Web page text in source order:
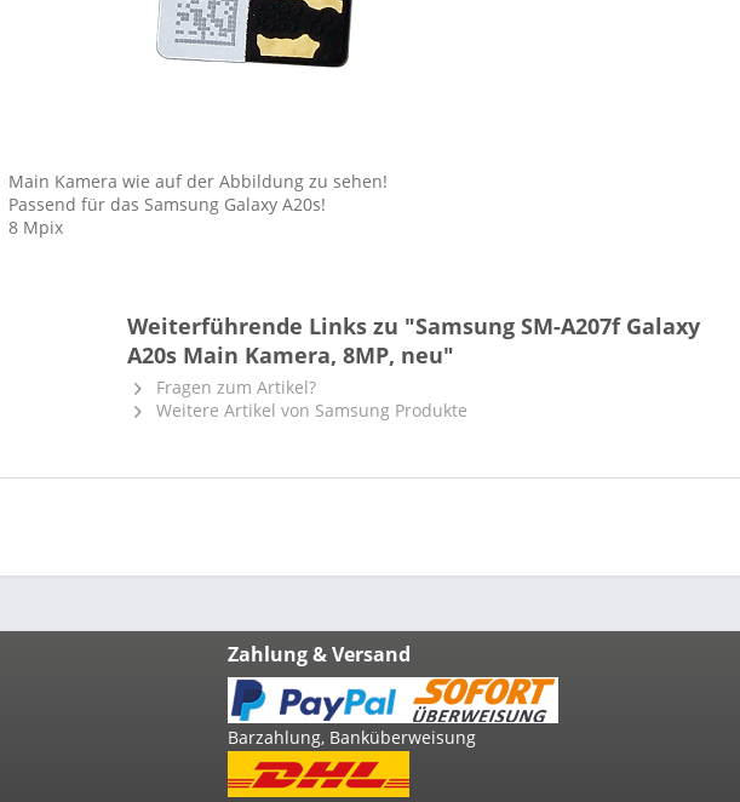
Main Kamera wie auf der Abbildung zu sehen!
Passend für das Samsung Galaxy A20s!
8 Mpix
Weiterführende Links zu "Samsung SM-A207f Galaxy
A20s Main Kamera, 8MP, neu"
Fragen zum Artikel?
Weitere Artikel von Samsung Produkte
Zahlung & Versand
Barzahlung, Banküberweisung